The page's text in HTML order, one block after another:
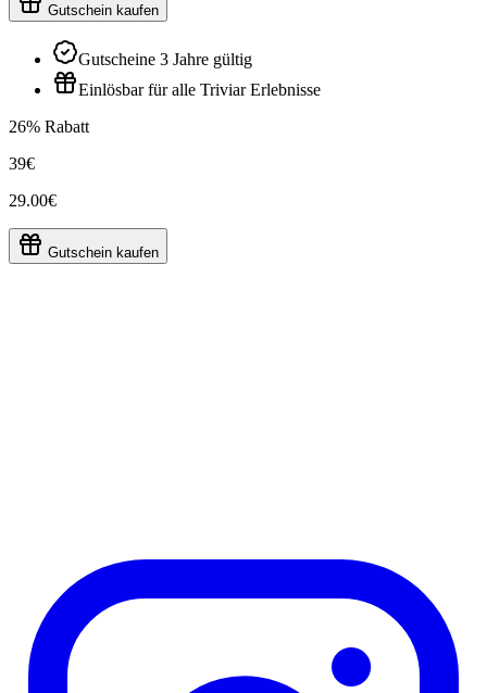
Gutschein kaufen
Gutscheine 3 Jahre gültig
Einlösbar für alle Triviar Erlebnisse
26% Rabatt
39€
29.00€
Gutschein kaufen